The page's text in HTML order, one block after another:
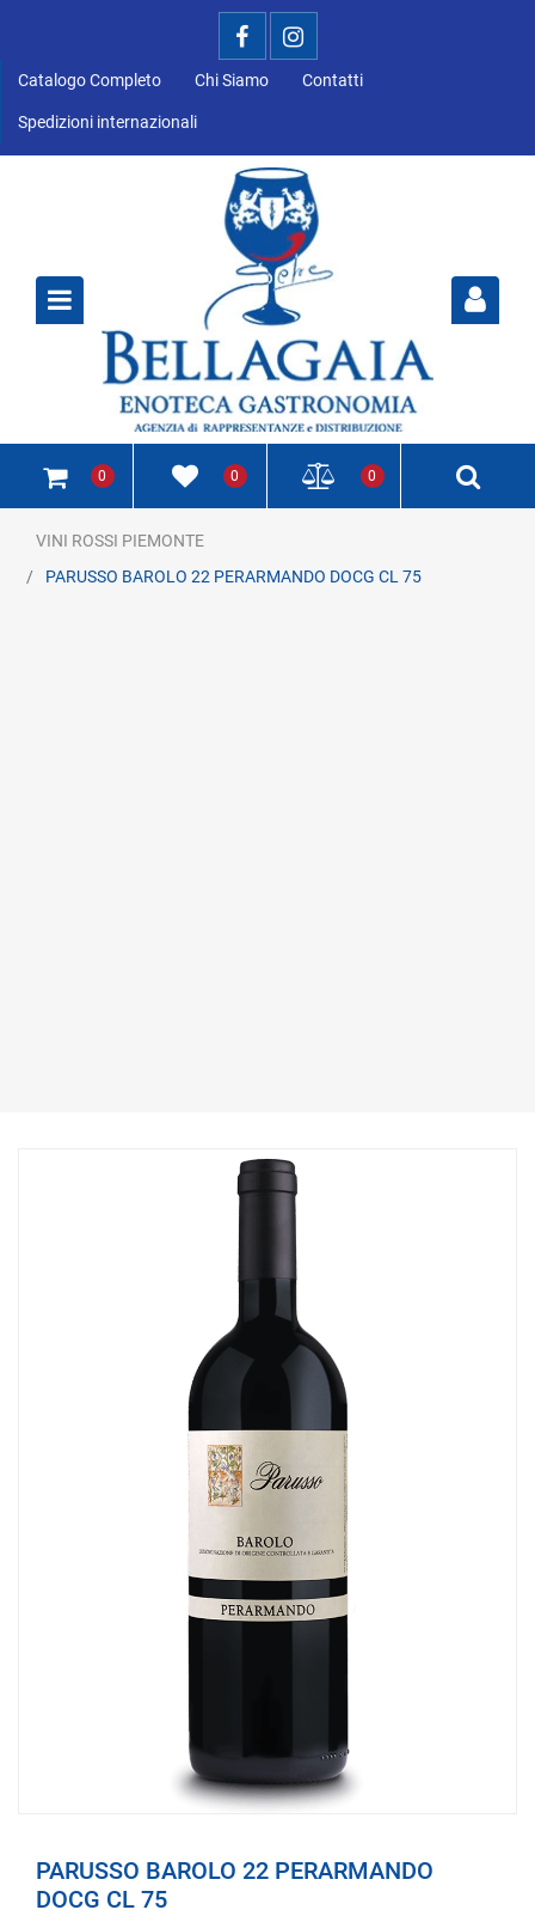
Catalogo Completo Chi Siamo Contatti
Spedizioni internazionali
0 0 0
VINI ROSSI PIEMONTE
PARUSSO BAROLO 22 PERARMANDO DOCG CL 75
PARUSSO BAROLO 22 PERARMANDO
DOCG CL 75